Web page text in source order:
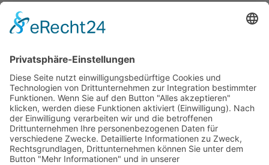
AWO Jobportal
AWO Ehrenamt Portal
AWO Schulgesundheitsfachkräfte
AWO Pflegeberatung
AWO Kulturhaus Babelsberg
Arbeit mit Behinderung
AWO Büro Kindermut
Kulturland Brandenburg
AWO Selbsthilfe
AWO eLearning
Kultur für JEDEN
AWO 1plus9